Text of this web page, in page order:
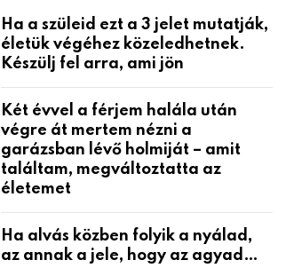
Ha a szüleid ezt a 3 jelet mutatják,
életük végéhez közeledhetnek.
Készülj fel arra, ami jön
Két évvel a férjem halála után
végre át mertem nézni a
garázsban lévő holmiját – amit
találtam, megváltoztatta az
életemet
Ha alvás közben folyik a nyálad,
az annak a jele, hogy az agyad…